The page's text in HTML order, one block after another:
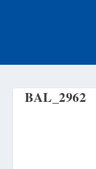
BAL_2962